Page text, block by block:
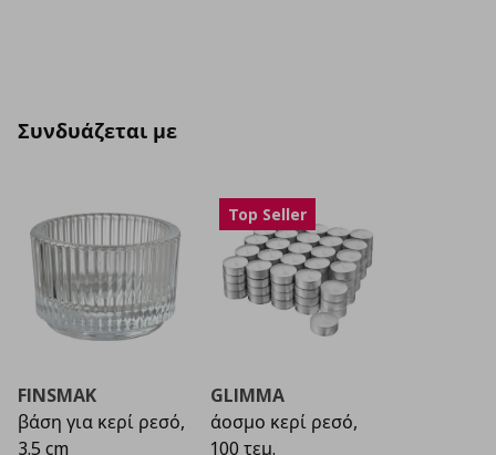
Συνδυάζεται με
FINSMAK
βάση για κερί ρεσό,
3.5 cm
Top Seller
GLIMMA
άοσμο κερί ρεσό,
100 τεμ.